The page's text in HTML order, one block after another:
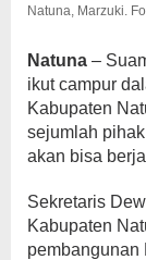
Natuna, Marzuki.
Natuna –
ikut campur
Kabupaten
sejumlah
akan bisa
Sekretaris
Kabupaten
pembangunan